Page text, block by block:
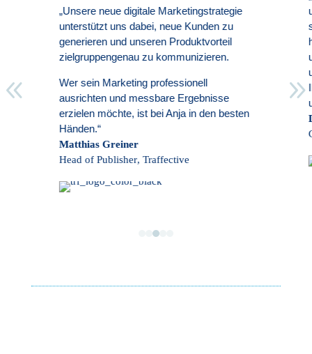
neue digitale Marketingstrategie
uns dabei, neue Kunden zu
und unseren Produktvorteil
zu kommunizieren.
Marketing professionell
und messbare Ergebnisse
möchte, ist bei Anja in den besten
Traffective
unser Start-up ein
sich schnell in
hineingedacht, die
und uns geholfen,
und
Ihre Impulse sind
und haben uns
Dr. Dieter Steiner